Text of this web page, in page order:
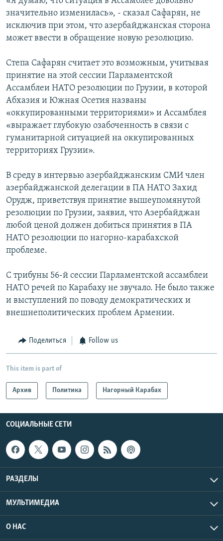
значительно изменилась», - сказал Сафарян, не
исключив при этом, что азербайджанская сторона
может ввести в обращение новую резолюцию.
Степа Сафарян считает это возможным, учитывая
принятие на этой сессии Парламентской
Ассамблеи НАТО резолюции по Грузии, в которой
Абхазия и Южная Осетия названы
«оккупированными территориями» и Ассамблея
«выражает глубокую озабоченность в связи с
гуманитарной ситуацией на оккупированных
территориях Грузии».
В среду в интервью азербайджанским СМИ член
азербайджанской делегации в ПА НАТО Захид
Орудж, приветствуя принятие вышеупомянутой
резолюции по Грузии, заявил, что Азербайджан
любой ценой должен добиться принятия в ПА
НАТО резолюции по нагорно-карабахской
проблеме.
С трибуны 56-й сессии Парламентской ассамблеи
НАТО речей по Карабаху не звучало. Не было также
и выступлений по поводу демократических и
внешнеполитических проблем Армении.
Поделиться Follow us
This item is part of
Архив Политика Нагорный Карабах
СОЦИАЛЬНЫЕ СЕТИ
РАЗДЕЛЫ
МУЛЬТИМЕДИА
О НАС